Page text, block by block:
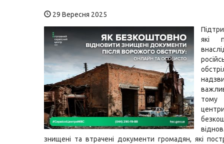
29 Вересня 2025
які
тому
знищені та втрачені документи громадян, які